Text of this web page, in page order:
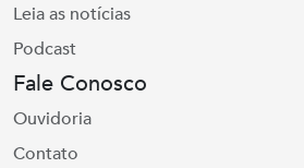
Leia as notícias
Podcast
Fale Conosco
Ouvidoria
Contato